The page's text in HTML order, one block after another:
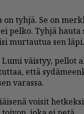
on tyh­jä. Se on
pel­ko. Tyh­jä
mur­tau­tua sen läpi.
väis­tyy, pel­lot
et­tä
va­ras­sa.
voi­sit